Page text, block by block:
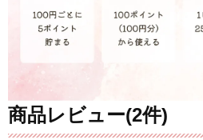
商品レビュー(2件)